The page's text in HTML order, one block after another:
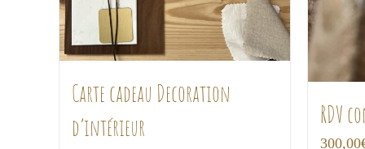
Carte cadeau Decoration
d’intérieur
RDV
300,00